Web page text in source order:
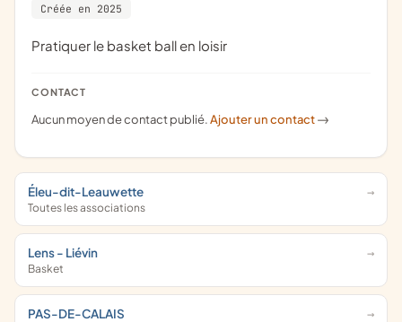
Créée en 2025
pratiquer le basket ball en loisir
CONTACT
Aucun moyen de contact publié.Ajouter un contact ->
Éleu-dit-Leauwette
Toutes les associations
Lens - Liévin
Basket
PAS-DE-CALAIS